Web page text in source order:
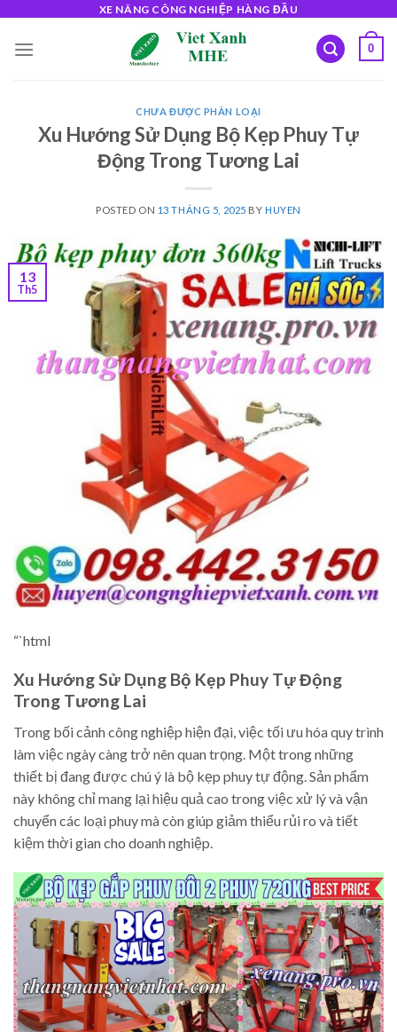
content
XE NÂNG CÔNG NGHIỆP HÀNG ĐẦU
0
CHƯA ĐƯỢC PHÂN LOẠI
Xu Hướng Sử Dụng Bộ Kẹp Phuy Tự
Động Trong Tương Lai
POSTED ON 13 THÁNG 5, 2025 BY HUYEN
13
Th5
“`html
Xu Hướng Sử Dụng Bộ Kẹp Phuy Tự Động
Trong Tương Lai
Trong bối cảnh công nghiệp hiện đại, việc tối ưu hóa quy trình
làm việc ngày càng trở nên quan trọng. Một trong những
thiết bị đang được chú ý là bộ kẹp phuy tự động. Sản phẩm
này không chỉ mang lại hiệu quả cao trong việc xử lý và vận
chuyển các loại phuy mà còn giúp giảm thiểu rủi ro và tiết
kiệm thời gian cho doanh nghiệp.